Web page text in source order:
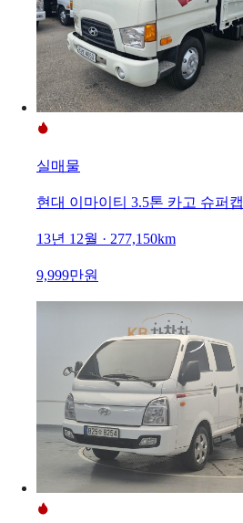
실매물
현대 이마이티 3.5톤 카고 슈퍼캡
13년 12월 · 277,150km
9,999만원